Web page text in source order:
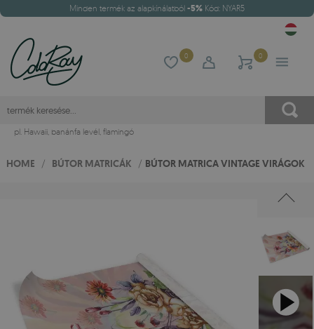
Minden termék az alapkínálatból -5% Kód: NYAR5
0 0
pl. Hawaii, banánfa levél, flamingó
HOME / BÚTOR MATRICÁK / BÚTOR MATRICA VINTAGE VIRÁGOK